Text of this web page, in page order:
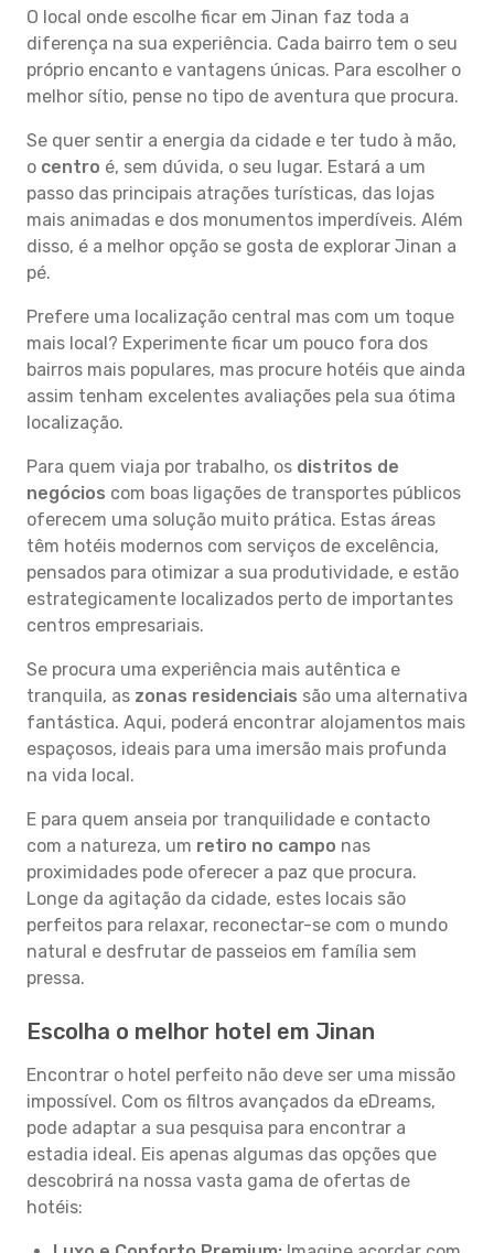
O local onde escolhe ficar em Jinan faz toda a
diferença na sua experiência. Cada bairro tem o seu
próprio encanto e vantagens únicas. Para escolher o
melhor sítio, pense no tipo de aventura que procura.
Se quer sentir a energia da cidade e ter tudo à mão,
o centro é, sem dúvida, o seu lugar. Estará a um
passo das principais atrações turísticas, das lojas
mais animadas e dos monumentos imperdíveis. Além
disso, é a melhor opção se gosta de explorar Jinan a
pé.
Prefere uma localização central mas com um toque
mais local? Experimente ficar um pouco fora dos
bairros mais populares, mas procure hotéis que ainda
assim tenham excelentes avaliações pela sua ótima
localização.
Para quem viaja por trabalho, os distritos de
negócios com boas ligações de transportes públicos
oferecem uma solução muito prática. Estas áreas
têm hotéis modernos com serviços de excelência,
pensados para otimizar a sua produtividade, e estão
estrategicamente localizados perto de importantes
centros empresariais.
Se procura uma experiência mais autêntica e
tranquila, as zonas residenciais são uma alternativa
fantástica. Aqui, poderá encontrar alojamentos mais
espaçosos, ideais para uma imersão mais profunda
na vida local.
E para quem anseia por tranquilidade e contacto
com a natureza, um retiro no campo nas
proximidades pode oferecer a paz que procura.
Longe da agitação da cidade, estes locais são
perfeitos para relaxar, reconectar-se com o mundo
natural e desfrutar de passeios em família sem
pressa.
Escolha o melhor hotel em Jinan
Encontrar o hotel perfeito não deve ser uma missão
impossível. Com os filtros avançados da eDreams,
pode adaptar a sua pesquisa para encontrar a
estadia ideal. Eis apenas algumas das opções que
descobrirá na nossa vasta gama de ofertas de
hotéis: